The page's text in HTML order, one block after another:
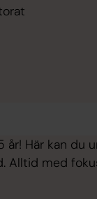
Här kan du
med